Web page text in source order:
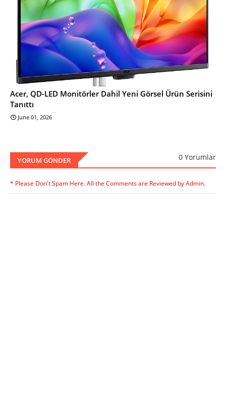
Acer, QD-LED Monitörler Dahil Yeni Görsel Ürün Serisini
Tanıttı
June 01, 2026
YORUM GÖNDER 0 Yorumlar
* Please Don't Spam Here. All the Comments are Reviewed by Admin.